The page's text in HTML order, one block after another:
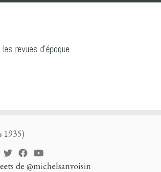
revues d'époque
1935)
de @michelsanvoisin